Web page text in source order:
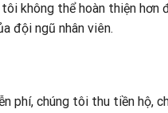
không thể hoàn thiện
đội ngũ nhân viên.
phí, chúng tôi thu tiền hộ,